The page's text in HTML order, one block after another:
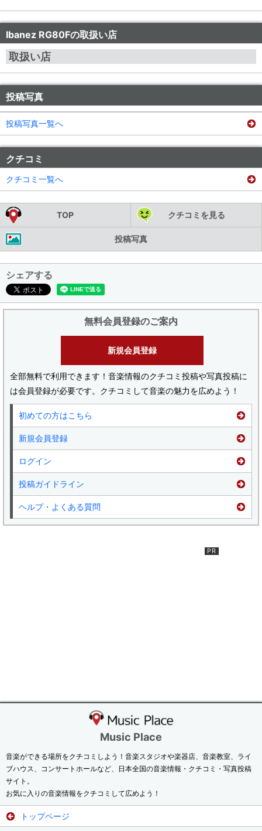
Ibanez RG80Fの取扱い店
取扱い店
投稿写真
投稿写真一覧へ
クチコミ
クチコミ一覧へ
TOP クチコミを見る
投稿写真
シェアする
無料会員登録のご案内
新規会員登録
全部無料で利用できます！音楽情報のクチコミ投稿や写真投稿に
は会員登録が必要です。クチコミして音楽の魅力を広めよう！
初めての方はこちら
新規会員登録
ログイン
投稿ガイドライン
ヘルプ・よくある質問
Music Place
音楽ができる場所をクチコミしよう！音楽スタジオや楽器店、音楽教室、ライ
ブハウス、コンサートホールなど、日本全国の音楽情報・クチコミ・写真投稿
サイト。
お気に入りの音楽情報をクチコミして広めよう！
トップページ